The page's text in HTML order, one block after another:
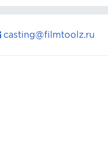
casting@filmtoolz.ru